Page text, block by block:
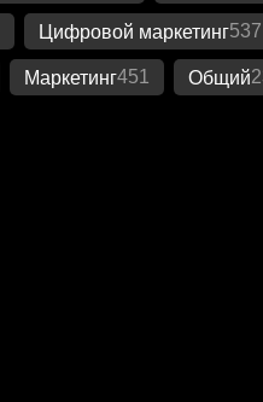
Цифровой маркетинг537
Маркетинг451 Общий